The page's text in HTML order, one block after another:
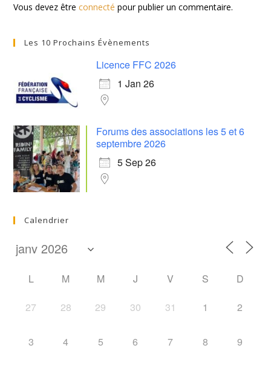
Vous devez êtreconnecté pour publier un commentaire.
Les 10 Prochains Évènements
Licence FFC 2026
1 Jan 26
Forums des associations les 5 et 6
septembre 2026
5 Sep 26
Calendrier
L M M J V S D
27 28 29 30 31 1 2
3 4 5 6 7 8 9